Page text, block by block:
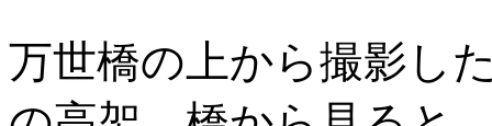
万世橋の上から撮影し